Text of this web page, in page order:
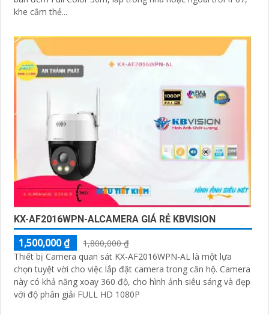
khe cắm thẻ...
KX-AF2016WPN-ALCAMERA GIÁ RẺ KBVISION
1,500,000 ₫
1,800,000 ₫
Thiết bị Camera quan sát KX-AF2016WPN-AL là một lựa
chọn tuyệt vời cho việc lắp đặt camera trong căn hộ. Camera
này có khả năng xoay 360 độ, cho hình ảnh siêu sáng và đẹp
với độ phân giải FULL HD 1080P